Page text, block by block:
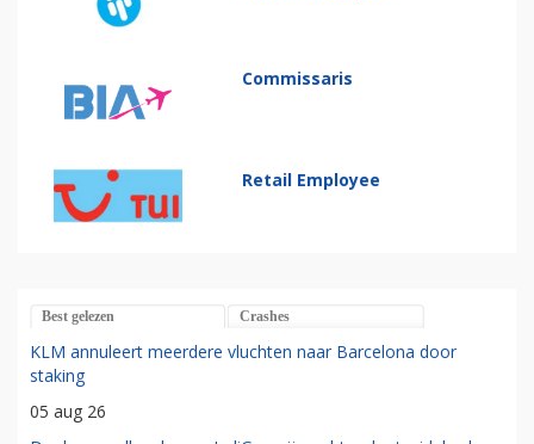
Commissaris
Retail Employee
Best gelezen Crashes
KLM annuleert meerdere vluchten naar Barcelona door
staking
05 aug 26